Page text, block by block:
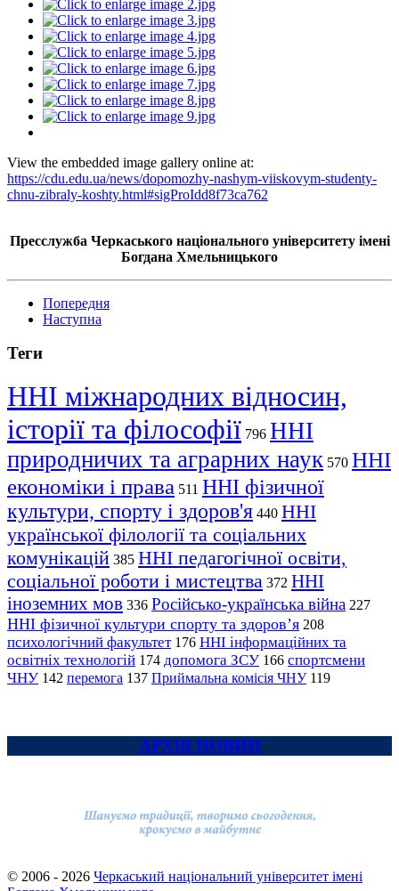
View the embedded image gallery online at:
https://cdu.edu.ua/news/dopomozhy-nashym-viiskovym-studenty-
chnu-zibraly-koshty.html#sigProIdd8f73ca762
Пресслужба Черкаського національного університету імені
Богдана Хмельницького
Попередня
Наступна
Теги
ННІ міжнародних відносин,
історії та філософії 796 ННІ
природничих та аграрних наук 570 ННІ
економіки і права 511 ННІ фізичної
культури, спорту і здоров'я 440 ННІ
української філології та соціальних
комунікацій 385 ННІ педагогічної освіти,
соціальної роботи і мистецтва 372 ННІ
іноземних мов 336 Російсько-українська війна 227
ННІ фізичної культури спорту та здоров’я 208
психологічний факультет 176 ННІ інформаційних та
освітніх технологій 174 допомога ЗСУ 166 спортсмени
ЧНУ 142 перемога 137 Приймальна комісія ЧНУ 119
АРХІВ НОВИН
© 2006 - 2026 Черкаський національний університет імені